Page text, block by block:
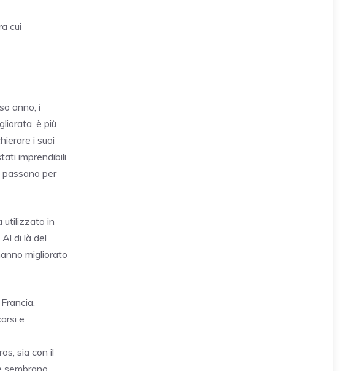
cui
anno, i
è più
i suoi
imprendibili.
per
utilizzato in
di là del
migliorato
e
sia con il
sembrano